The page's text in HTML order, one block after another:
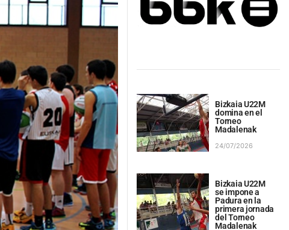
Bizkaia U22M
domina en el
Torneo
Madalenak
24/07/2026
Bizkaia U22M
se impone a
Padura en la
primera jornada
del Torneo
Madalenak